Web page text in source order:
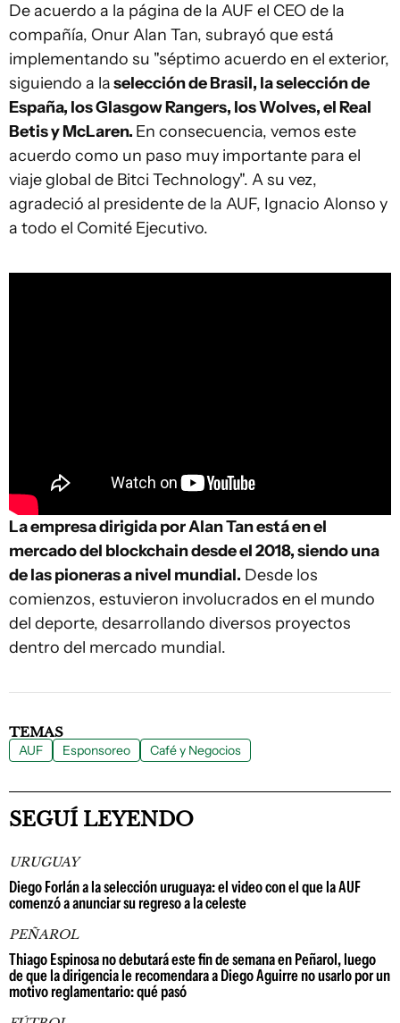
De acuerdo a la página de la AUF el CEO de la
compañía, Onur Alan Tan, subrayó que está
implementando su "séptimo acuerdo en el exterior,
siguiendo a laselección de Brasil, la selección de
España, los Glasgow Rangers, los Wolves, el Real
Betis y McLaren. En consecuencia, vemos este
acuerdo como un paso muy importante para el
viaje global de Bitci Technology". A su vez,
agradeció al presidente de la AUF, Ignacio Alonso y
a todo el Comité Ejecutivo.
La empresa dirigida por Alan Tan está en el
mercado del blockchain desde el 2018, siendo una
de las pioneras a nivel mundial. Desde los
comienzos, estuvieron involucrados en el mundo
del deporte, desarrollando diversos proyectos
dentro del mercado mundial.
TEMAS
AUF Esponsoreo Café y Negocios
SEGUÍ LEYENDO
URUGUAY
Diego Forlán a la selección uruguaya: el video con el que la AUF
comenzó a anunciar su regreso a la celeste
PEÑAROL
Thiago Espinosa no debutará este fin de semana en Peñarol, luego
de que la dirigencia le recomendara a Diego Aguirre no usarlo por un
motivo reglamentario: qué pasó